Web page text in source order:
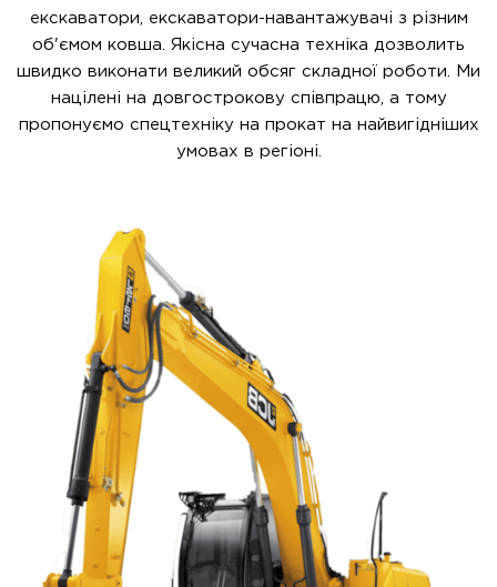
екскаватори, екскаватори-навантажувачі з різним
об'ємом ковша. Якісна сучасна техніка дозволить
швидко виконати великий обсяг складної роботи. Ми
націлені на довгострокову співпрацю, а тому
пропонуємо спецтехніку на прокат на найвигідніших
умовах в регіоні.